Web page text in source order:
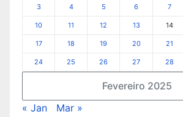
Fevereiro 2025
3 4 5 6 7
10 11 12 13 14
17 18 19 20 21
24 25 26 27 28
« Jan Mar »